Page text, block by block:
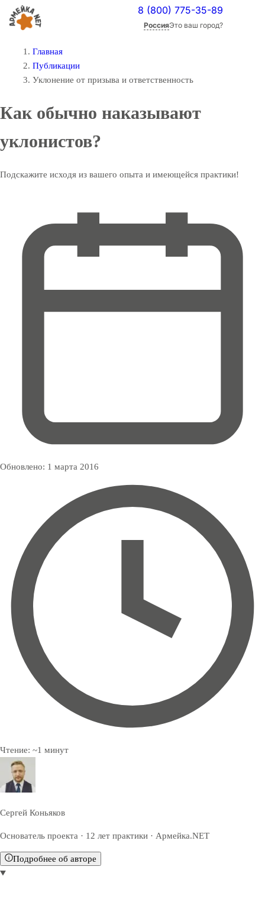
8 (800) 775-35-89
РоссияЭто ваш город?
Главная
Публикации
Уклонение от призыва и ответственность
Как обычно наказывают
уклонистов?
Подскажите исходя из вашего опыта и имеющейся практики!
Обновлено: 1 марта 2016
Чтение: ~1 минут
Сергей Коньяков
Основатель проекта · 12 лет практики · Армейка.NET
Подробнее об авторе